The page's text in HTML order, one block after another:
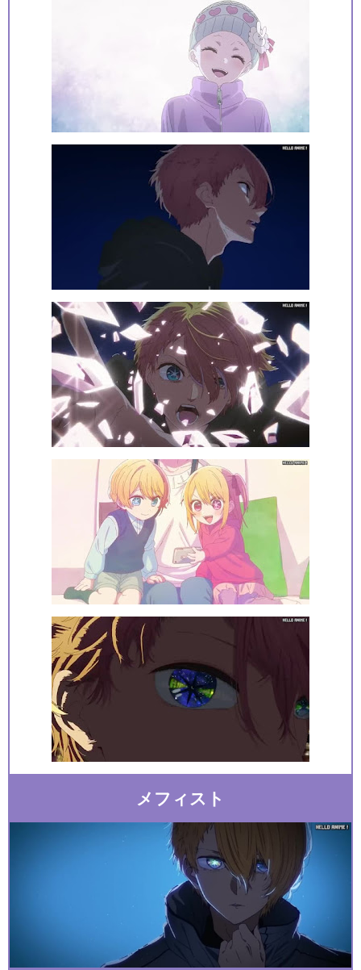
メフィスト